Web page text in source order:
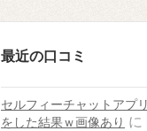
最近の口コミ
セルフィーチャットアプ
をした結果ｗ画像あり に